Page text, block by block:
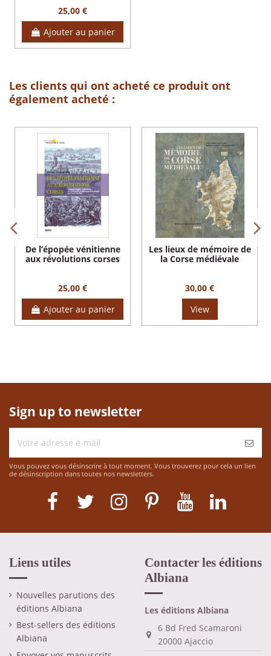
25,00 €
Ajouter au panier
Les clients qui ont acheté ce produit ont
également acheté :
De l’épopée vénitienne
aux révolutions corses
25,00 €
Ajouter au panier
Les lieux de mémoire de
la Corse médiévale
30,00 €
View
Sign up to newsletter
Vous pouvez vous désinscrire à tout moment. Vous trouverez pour cela un lien
de désinscription dans toutes nos newsletters.
Liens utiles
Nouvelles parutions des
éditions Albiana
Best-sellers des éditions
Albiana
Contacter les éditions
Albiana
Les éditions Albiana
6 Bd Fred Scamaroni
20000 Ajaccio